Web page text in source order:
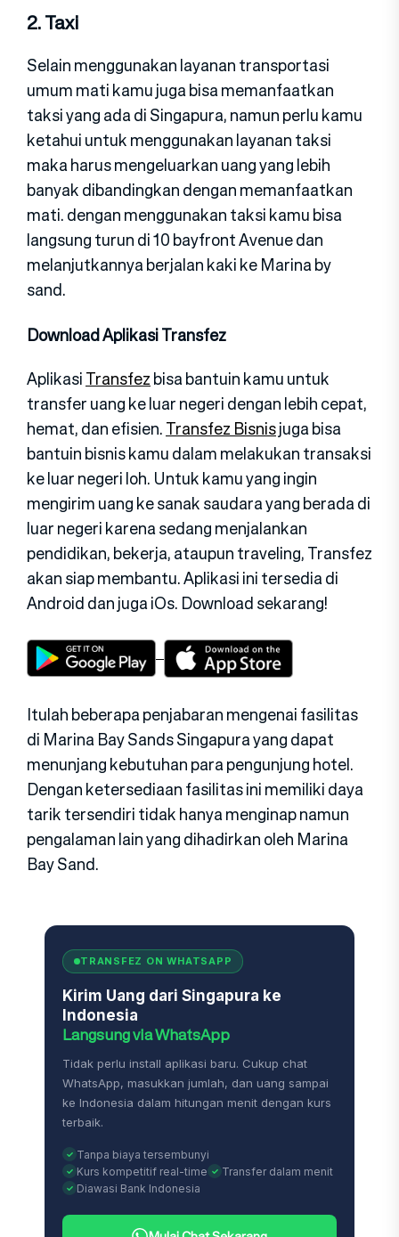
2. Taxi
Selain menggunakan layanan transportasi
umum mati kamu juga bisa memanfaatkan
taksi yang ada di Singapura, namun perlu kamu
ketahui untuk menggunakan layanan taksi
maka harus mengeluarkan uang yang lebih
banyak dibandingkan dengan memanfaatkan
mati. dengan menggunakan taksi kamu bisa
langsung turun di 10 bayfront Avenue dan
melanjutkannya berjalan kaki ke Marina by
sand.
Download Aplikasi Transfez
AplikasiTransfezbisa bantuin kamu untuk
transfer uang ke luar negeri dengan lebih cepat,
hemat, dan efisien.Transfez Bisnisjuga bisa
bantuin bisnis kamu dalam melakukan transaksi
ke luar negeri loh. Untuk kamu yang ingin
mengirim uang ke sanak saudara yang berada di
luar negeri karena sedang menjalankan
pendidikan, bekerja, ataupun traveling, Transfez
akan siap membantu. Aplikasi ini tersedia di
Android dan juga iOs. Download sekarang!
Itulah beberapa penjabaran mengenai fasilitas
di Marina Bay Sands Singapura yang dapat
menunjang kebutuhan para pengunjung hotel.
Dengan ketersediaan fasilitas ini memiliki daya
tarik tersendiri tidak hanya menginap namun
pengalaman lain yang dihadirkan oleh Marina
Bay Sand.
TRANSFEZ ON WHATSAPP
Kirim Uang dari Singapura ke
Indonesia
Langsung via WhatsApp
Tidak perlu install aplikasi baru. Cukup chat
WhatsApp, masukkan jumlah, dan uang sampai
ke Indonesia dalam hitungan menit dengan kurs
terbaik.
Tanpa biaya tersembunyi
Kurs kompetitif real-time
Transfer dalam menit
Diawasi Bank Indonesia